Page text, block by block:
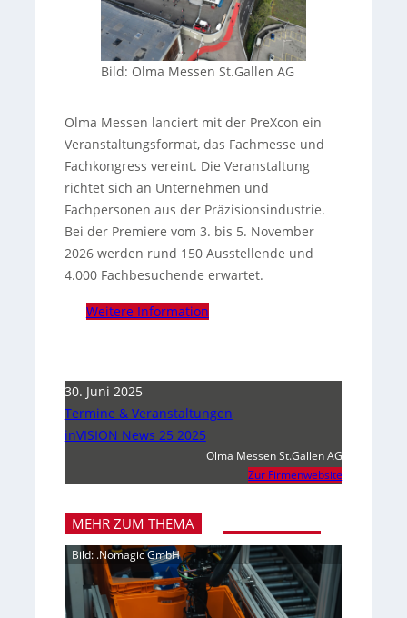
Bild: Olma Messen St.Gallen AG
Olma Messen lanciert mit der PreXcon ein
Veranstaltungsformat, das Fachmesse und
Fachkongress vereint. Die Veranstaltung
richtet sich an Unternehmen und
Fachpersonen aus der Präzisionsindustrie.
Bei der Premiere vom 3. bis 5. November
2026 werden rund 150 Ausstellende und
4.000 Fachbesuchende erwartet.
Weitere Information
30. Juni 2025
Termine & Veranstaltungen
inVISION News 25 2025
Olma Messen St.Gallen AG
Zur Firmenwebsite
MEHR ZUM THEMA
Bild: .Nomagic GmbH